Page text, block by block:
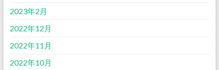
2023年2月
2022年12月
2022年11月
2022年10月